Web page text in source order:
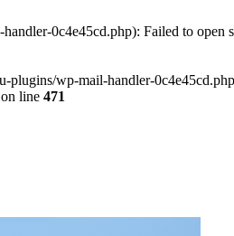
0c4e45cd.php): Failed to open
plugins/wp-mail-handler-
on line 471